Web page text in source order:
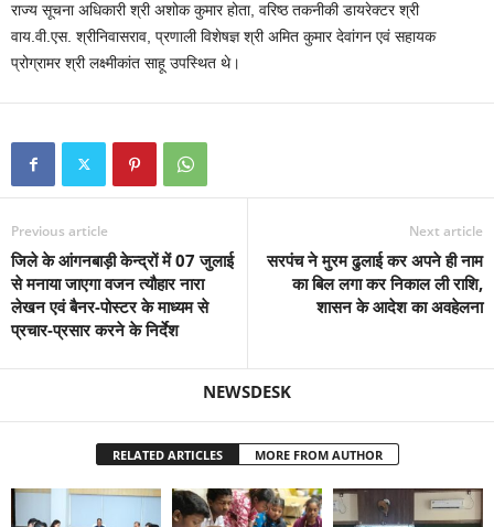
राज्य सूचना अधिकारी श्री अशोक कुमार होता, वरिष्ठ तकनीकी डायरेक्टर श्री
वाय.वी.एस. श्रीनिवासराव, प्रणाली विशेषज्ञ श्री अमित कुमार देवांगन एवं सहायक
प्रोग्रामर श्री लक्ष्मीकांत साहू उपस्थित थे।
Previous article
जिले के आंगनबाड़ी केन्द्रों में 07 जुलाई
से मनाया जाएगा वजन त्यौहार नारा
लेखन एवं बैनर-पोस्टर के माध्यम से
प्रचार-प्रसार करने के निर्देश
Next article
सरपंच ने मुरम ढुलाई कर अपने ही नाम
का बिल लगा कर निकाल ली राशि,
शासन के आदेश का अवहेलना
NEWSDESK
RELATED ARTICLES MORE FROM AUTHOR